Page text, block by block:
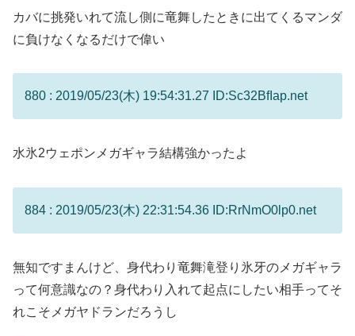
カバに挑発いれて流し側に竜舞したときに出てくるマンダ
に負けなくなるだけで偉い
880 : 2019/05/23(木) 19:54:31.27 ID:Sc32BfIap.net
水氷2ウェポンメガギャラ結構強かったよ
884 : 2019/05/23(木) 22:31:54.36 ID:RrNmO0lp0.net
無知ですまんけど、身代わり竜舞滝登り氷牙のメガギャラ
って何意識なの？身代わり入れて起点にしたい相手ってそ
れこそメガヤドランだろうし